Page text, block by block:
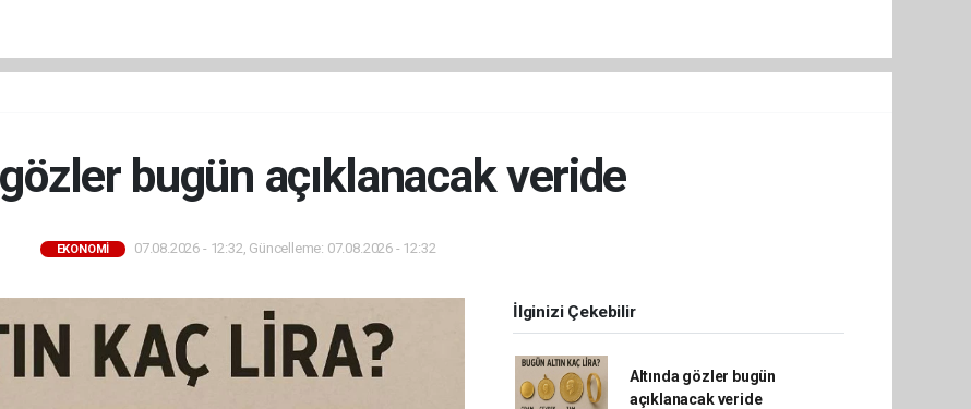
bugün açıklanacak veride
EKONOMİ 07.08.2026 - 12:32, Güncelleme: 07.08.2026 - 12:32
İlginizi Çekebilir
Altında gözler bugün
açıklanacak veride